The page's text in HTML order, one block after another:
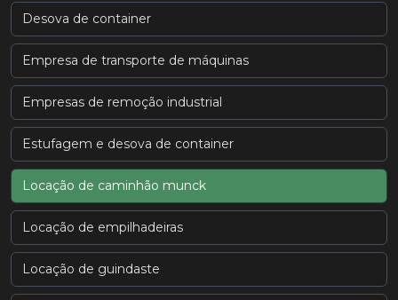
Desova de container
Empresa de transporte de máquinas
Empresas de remoção industrial
Estufagem e desova de container
Locação de caminhão munck
Locação de empilhadeiras
Locação de guindaste